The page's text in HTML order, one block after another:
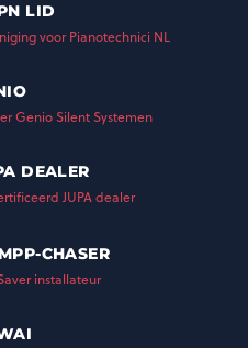
LID
voor Pianotechnici NL
Genio Silent Systemen
DEALER
JUPA dealer
CHASER
installateur